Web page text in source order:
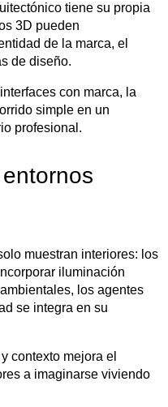
tiene su propia
3D pueden
de la marca, el
de diseño.
con marca, la
simple en un
profesional.
muestran interiores: los
iluminación
los agentes
se integra en su
contexto mejora el
a imaginarse viviendo